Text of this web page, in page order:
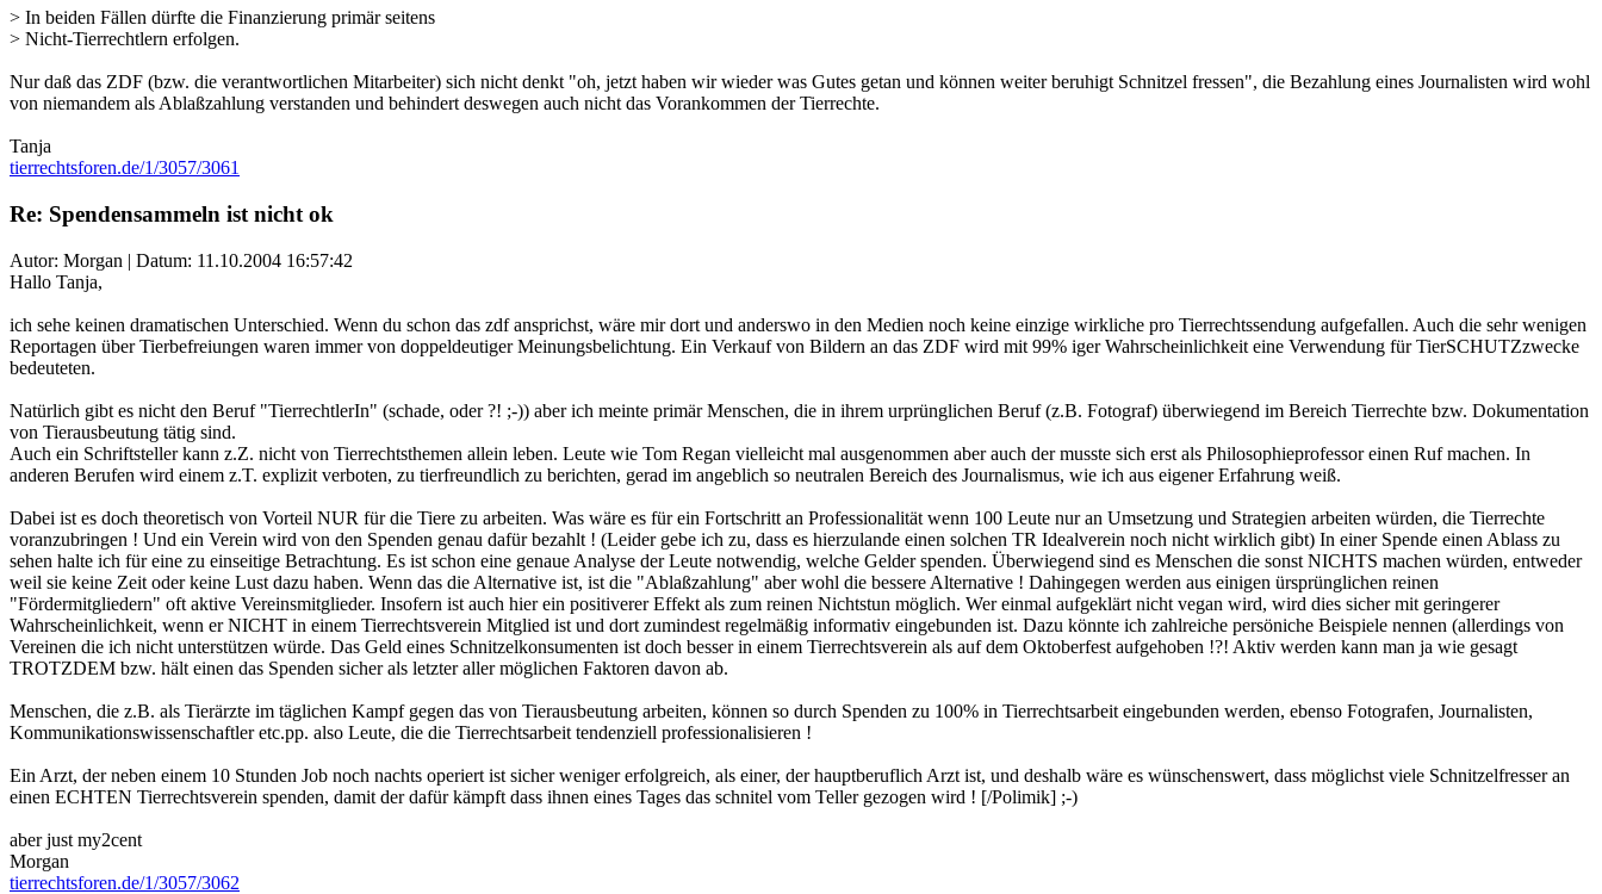
> In beiden Fällen dürfte die Finanzierung primär seitens
> Nicht-Tierrechtlern erfolgen.
Nur daß das ZDF (bzw. die verantwortlichen Mitarbeiter) sich nicht denkt "oh, jetzt haben wir wieder was Gutes getan und können weiter beruhigt Schnitzel fressen", die Bezahlung eines Journalisten wird wohl
von niemandem als Ablaßzahlung verstanden und behindert deswegen auch nicht das Vorankommen der Tierrechte.
Tanja
tierrechtsforen.de/1/3057/3061
Re: Spendensammeln ist nicht ok
Autor: Morgan | Datum: 11.10.2004 16:57:42
Hallo Tanja,
ich sehe keinen dramatischen Unterschied. Wenn du schon das zdf ansprichst, wäre mir dort und anderswo in den Medien noch keine einzige wirkliche pro Tierrechtssendung aufgefallen. Auch die sehr wenigen
Reportagen über Tierbefreiungen waren immer von doppeldeutiger Meinungsbelichtung. Ein Verkauf von Bildern an das ZDF wird mit 99% iger Wahrscheinlichkeit eine Verwendung für TierSCHUTZzwecke
bedeuteten.
Natürlich gibt es nicht den Beruf "TierrechtlerIn" (schade, oder ?! ;-)) aber ich meinte primär Menschen, die in ihrem urprünglichen Beruf (z.B. Fotograf) überwiegend im Bereich Tierrechte bzw. Dokumentation
von Tierausbeutung tätig sind.
Auch ein Schriftsteller kann z.Z. nicht von Tierrechtsthemen allein leben. Leute wie Tom Regan vielleicht mal ausgenommen aber auch der musste sich erst als Philosophieprofessor einen Ruf machen. In
anderen Berufen wird einem z.T. explizit verboten, zu tierfreundlich zu berichten, gerad im angeblich so neutralen Bereich des Journalismus, wie ich aus eigener Erfahrung weiß.
Dabei ist es doch theoretisch von Vorteil NUR für die Tiere zu arbeiten. Was wäre es für ein Fortschritt an Professionalität wenn 100 Leute nur an Umsetzung und Strategien arbeiten würden, die Tierrechte
voranzubringen ! Und ein Verein wird von den Spenden genau dafür bezahlt ! (Leider gebe ich zu, dass es hierzulande einen solchen TR Idealverein noch nicht wirklich gibt) In einer Spende einen Ablass zu
sehen halte ich für eine zu einseitige Betrachtung. Es ist schon eine genaue Analyse der Leute notwendig, welche Gelder spenden. Überwiegend sind es Menschen die sonst NICHTS machen würden, entweder
weil sie keine Zeit oder keine Lust dazu haben. Wenn das die Alternative ist, ist die "Ablaßzahlung" aber wohl die bessere Alternative ! Dahingegen werden aus einigen ürsprünglichen reinen
"Fördermitgliedern" oft aktive Vereinsmitglieder. Insofern ist auch hier ein positiverer Effekt als zum reinen Nichtstun möglich. Wer einmal aufgeklärt nicht vegan wird, wird dies sicher mit geringerer
Wahrscheinlichkeit, wenn er NICHT in einem Tierrechtsverein Mitglied ist und dort zumindest regelmäßig informativ eingebunden ist. Dazu könnte ich zahlreiche persöniche Beispiele nennen (allerdings von
Vereinen die ich nicht unterstützen würde. Das Geld eines Schnitzelkonsumenten ist doch besser in einem Tierrechtsverein als auf dem Oktoberfest aufgehoben !?! Aktiv werden kann man ja wie gesagt
TROTZDEM bzw. hält einen das Spenden sicher als letzter aller möglichen Faktoren davon ab.
Menschen, die z.B. als Tierärzte im täglichen Kampf gegen das von Tierausbeutung arbeiten, können so durch Spenden zu 100% in Tierrechtsarbeit eingebunden werden, ebenso Fotografen, Journalisten,
Kommunikationswissenschaftler etc.pp. also Leute, die die Tierrechtsarbeit tendenziell professionalisieren !
Ein Arzt, der neben einem 10 Stunden Job noch nachts operiert ist sicher weniger erfolgreich, als einer, der hauptberuflich Arzt ist, und deshalb wäre es wünschenswert, dass möglichst viele Schnitzelfresser an
einen ECHTEN Tierrechtsverein spenden, damit der dafür kämpft dass ihnen eines Tages das schnitel vom Teller gezogen wird ! [/Polimik] ;-)
aber just my2cent
Morgan
tierrechtsforen.de/1/3057/3062